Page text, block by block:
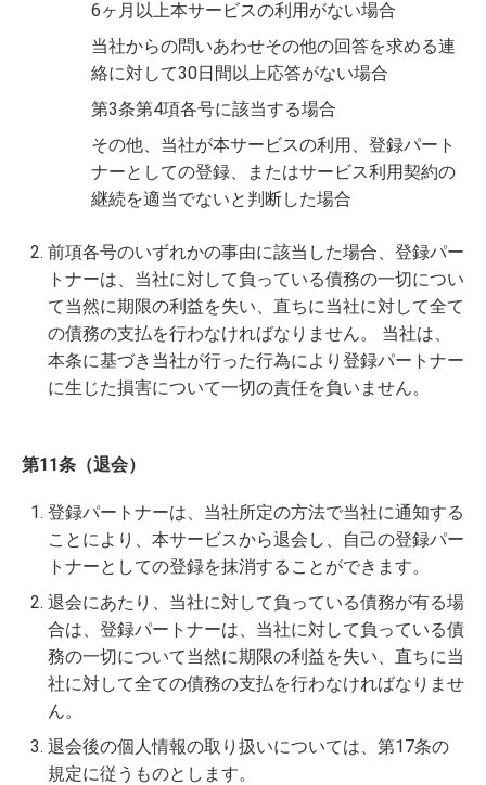
6ヶ月以上本サービスの利用がない場合
当社からの問いあわせその他の回答を求める連
絡に対して30日間以上応答がない場合
第3条第4項各号に該当する場合
その他、当社が本サービスの利用、登録パート
ナーとしての登録、またはサービス利用契約の
継続を適当でないと判断した場合
前項各号のいずれかの事由に該当した場合、登録パー
トナーは、当社に対して負っている債務の一切につい
て当然に期限の利益を失い、直ちに当社に対して全て
の債務の支払を行わなければなりません。 当社は、
本条に基づき当社が行った行為により登録パートナー
に生じた損害について一切の責任を負いません。
第11条（退会）
登録パートナーは、当社所定の方法で当社に通知する
ことにより、本サービスから退会し、自己の登録パー
トナーとしての登録を抹消することができます。
退会にあたり、当社に対して負っている債務が有る場
合は、登録パートナーは、当社に対して負っている債
務の一切について当然に期限の利益を失い、直ちに当
社に対して全ての債務の支払を行わなければなりませ
ん。
退会後の個人情報の取り扱いについては、第17条の
規定に従うものとします。